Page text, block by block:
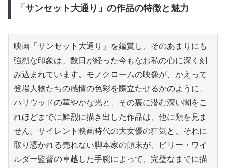
「サンセット大通り」の作品の特徴と魅力
映画「サンセット大通り」を鑑賞し、そのあまりにも
強烈な印象は、数日が経った今もなお私の心に深く刻
み込まれています。モノクロームの映像が、かえって
登場人物たちの感情の色彩を際立たせるかのように、
ハリウッドの華やかな光と、その裏に潜む深い闇をこ
れほどまでに鮮烈に描き出した作品は、他に類を見ま
せん。サイレント映画時代の大女優の狂気と、それに
取り憑かれる売れない脚本家の顛末が、ビリー・ワイ
ルダー監督の卓越した手腕によって、完璧なまでに描